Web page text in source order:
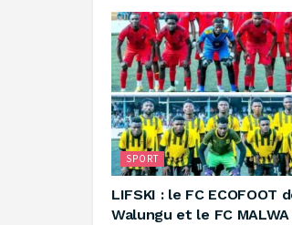
SPORT
‎LIFSKI : le FC ECOFOOT
Walungu et le FC